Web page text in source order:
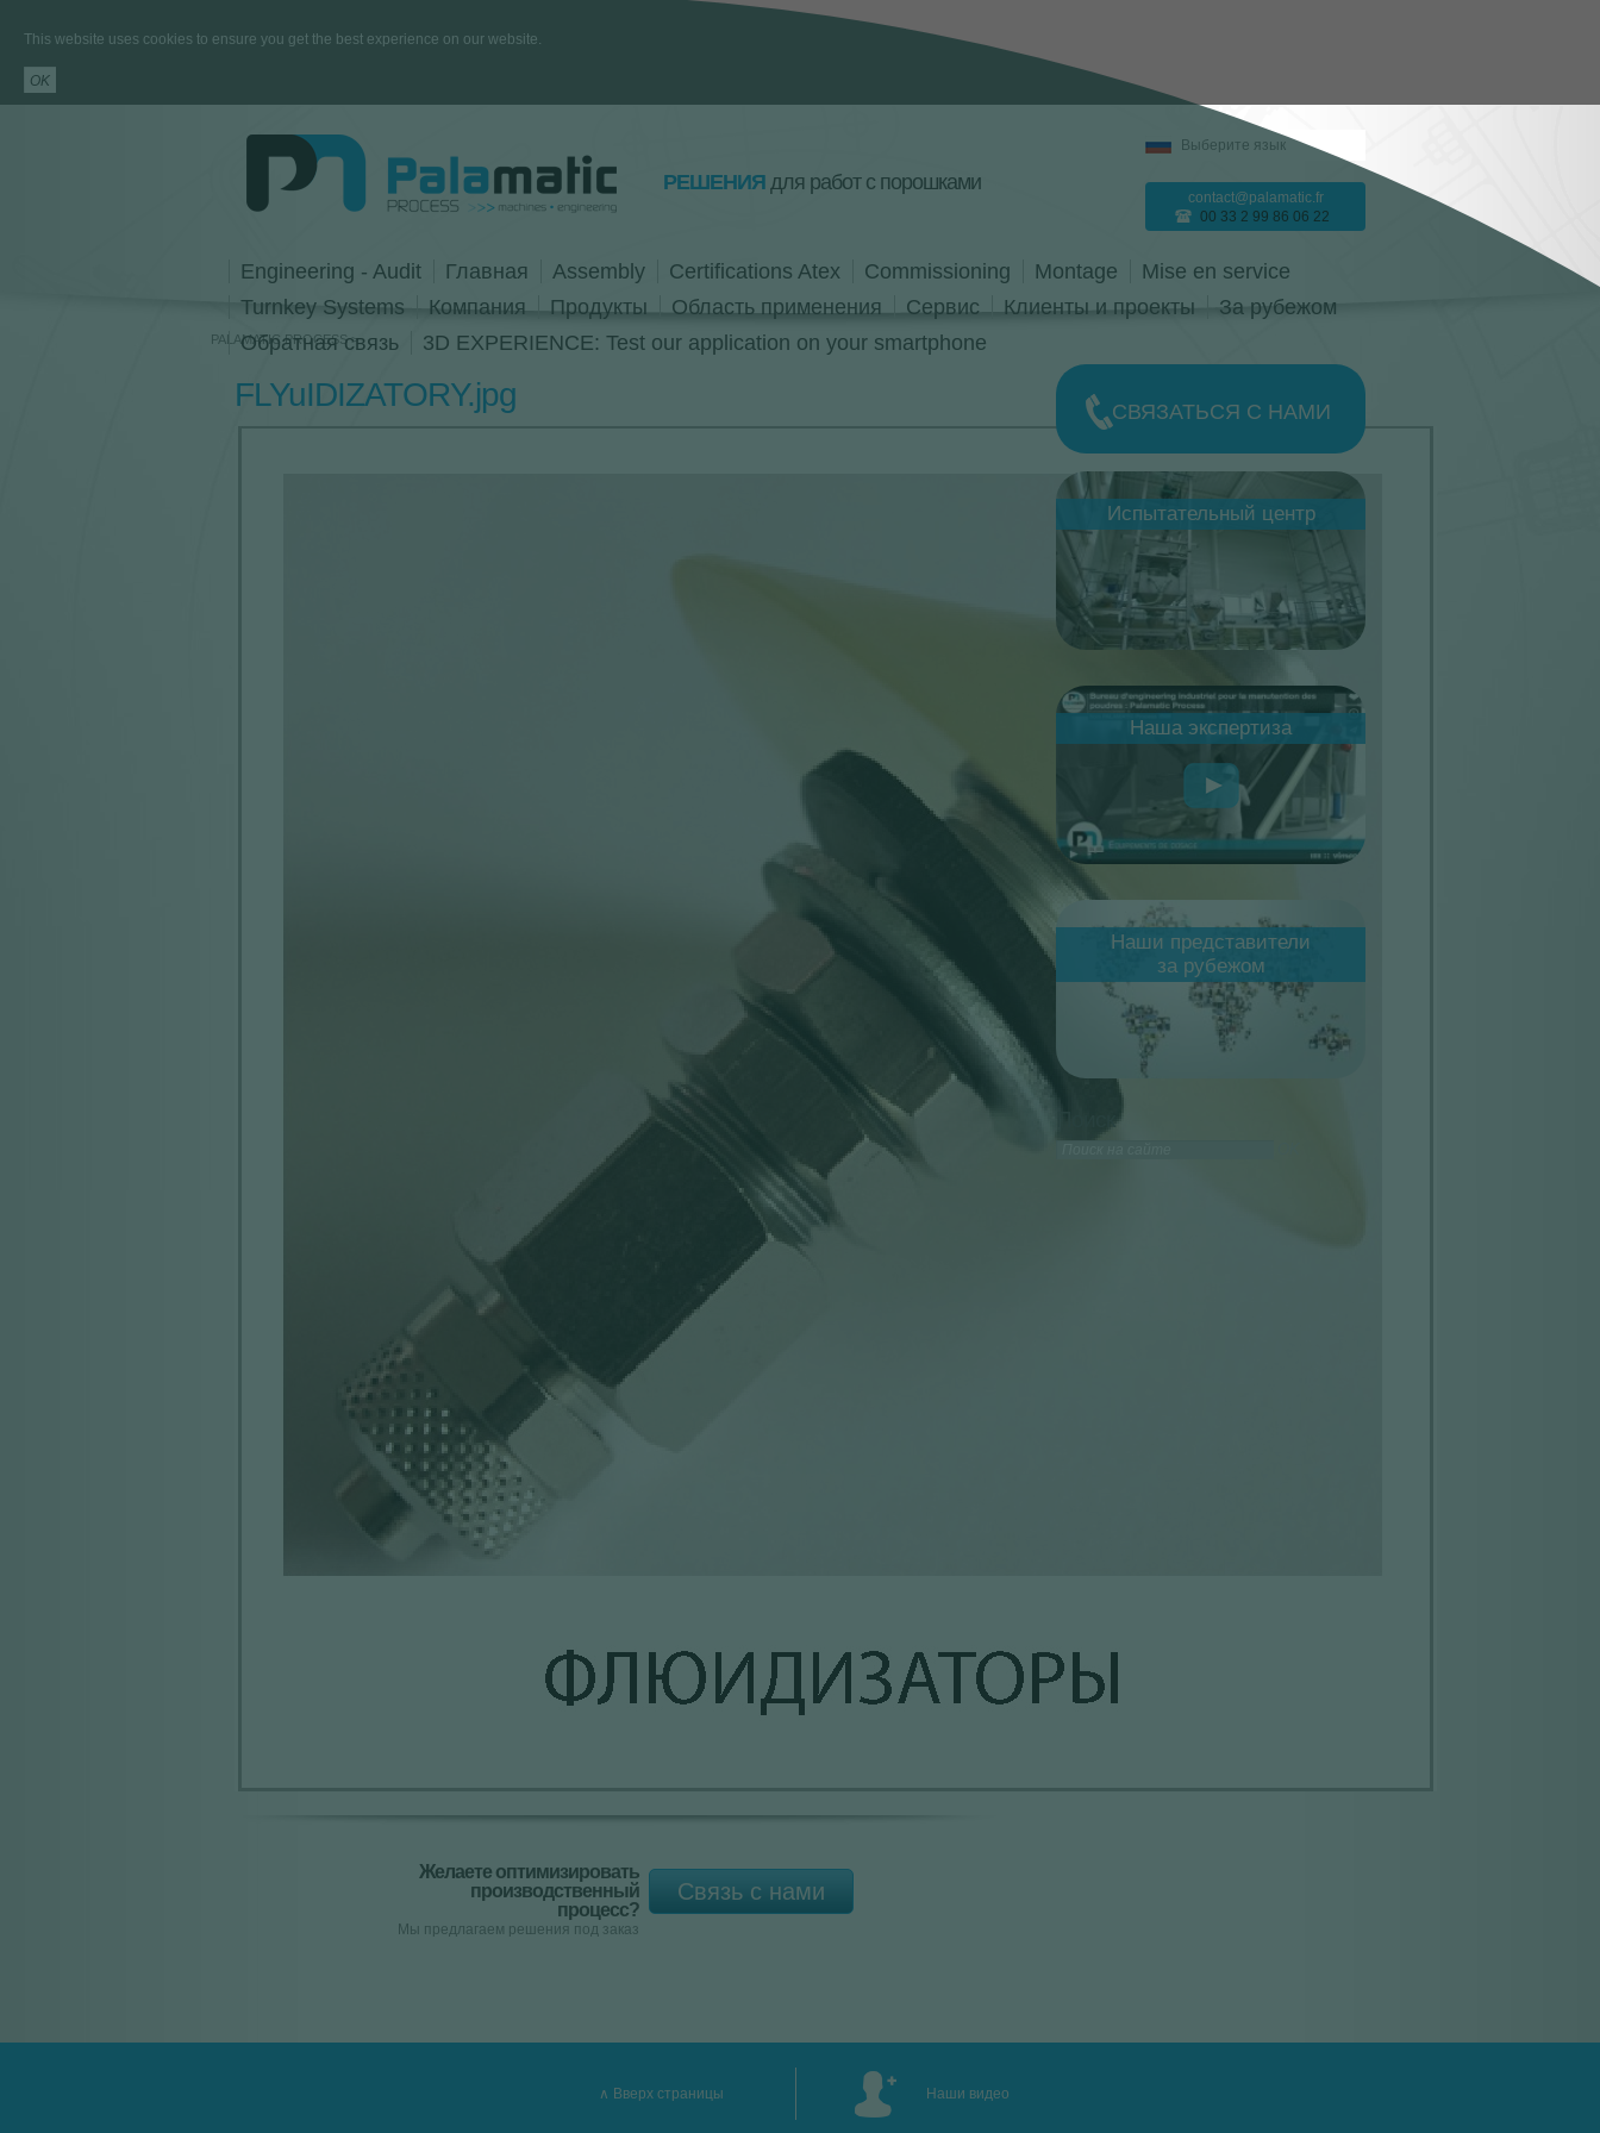
This website uses cookies to ensure you get the best experience on our website.
PALAMATIC PROCESS
FLYuIDIZATORY.jpg
Желаете оптимизировать
производственный
процесс?
Мы предлагаем решения под заказ
Связь с нами
Engineering - Audit Главная Assembly Certifications Atex Commissioning Montage
Mise en service
Turnkey Systems
Компания Продукты Область применения Сервис Клиенты и проекты
За рубежом
Обратная связь
3D EXPERIENCE: Test our application on your smartphone
СВЯЗАТЬСЯ С НАМИ
Испытательный центр
Ligne-production-palamatic-
process-light.jpg
Наша экспертиза
palamatic-notre-savoir-faire.jpg
Наши представители
за рубежом
Carte représentants
internationaux
РЕШЕНИЯ для работ c порошками
Выберите язык
contact@palamatic.fr
00 33 2 99 86 06 22
Вверх страницы Наши видео